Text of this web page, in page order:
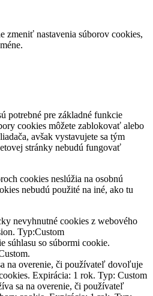
zmeniť nastavenia súborov cookies,
potrebné pre základné funkcie
cookies môžete zablokovať alebo
avšak vystavujete sa tým
stránky nebudú fungovať
cookies neslúžia na osobnú
nebudú použité na iné, ako tu
nevyhnutné cookies z webového
Typ:Custom
súhlasu so súbormi cookie.
na overenie, či používateľ dovoľuje
Expirácia: 1 rok. Typ: Custom
sa na overenie, či používateľ